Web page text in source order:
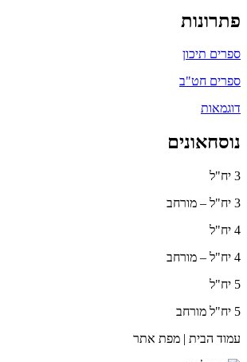
פתרונות
ספרים תיכון
ספרים חט"ב
דוגמאות
נוסחאונים
3 יח"ל
3 יח"ל – מורחב
4 יח"ל
4 יח"ל – מורחב
5 יח"ל
5 יח"ל מורחב
עמוד הבית | מפת אתר